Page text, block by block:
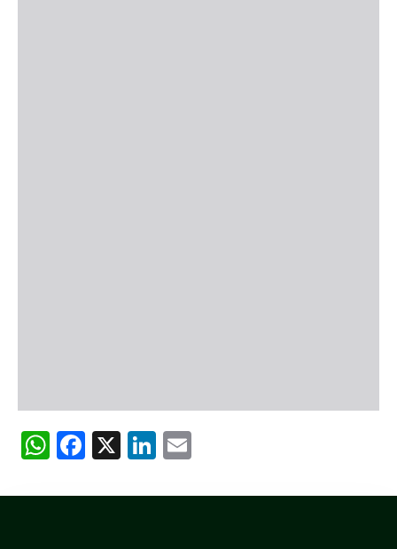
WhatsApp
Facebook
X LinkedIn